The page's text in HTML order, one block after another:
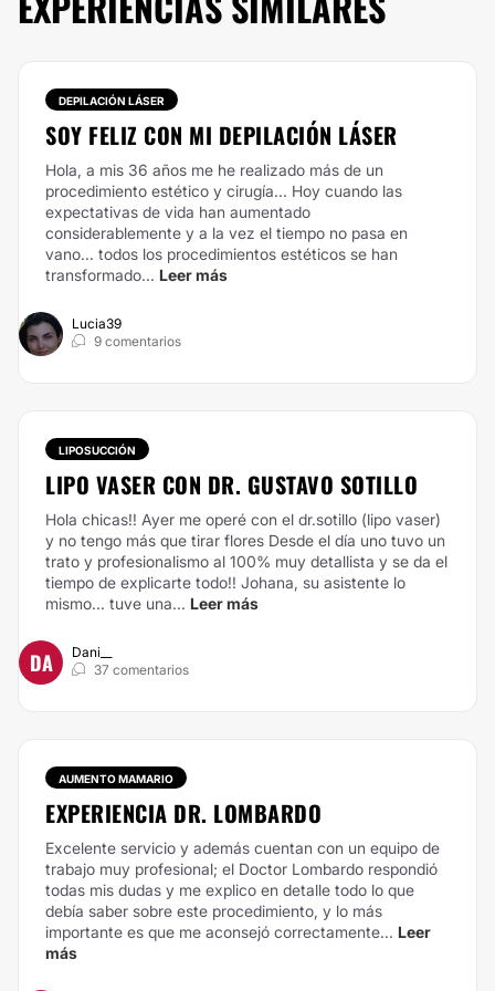
DEPILACIÓN LÁSER
SOY FELIZ CON MI DEPILACIÓN LÁSER
Hola, a mis 36 años me he realizado más de un
procedimiento estético y cirugía... Hoy cuando las
expectativas de vida han aumentado
considerablemente y a la vez el tiempo no pasa en
vano... todos los procedimientos estéticos se han
transformado... Leer más
Lucia39
9 comentarios
LIPOSUCCIÓN
LIPO VASER CON DR. GUSTAVO SOTILLO
Hola chicas!! Ayer me operé con el dr.sotillo (lipo vaser)
y no tengo más que tirar flores Desde el día uno tuvo un
trato y profesionalismo al 100% muy detallista y se da el
tiempo de explicarte todo!! Johana, su asistente lo
mismo... tuve una... Leer más
DA
Dani__
37 comentarios
AUMENTO MAMARIO
EXPERIENCIA DR. LOMBARDO
Excelente servicio y además cuentan con un equipo de
trabajo muy profesional; el Doctor Lombardo respondió
todas mis dudas y me explico en detalle todo lo que
debía saber sobre este procedimiento, y lo más
importante es que me aconsejó correctamente... Leer
más